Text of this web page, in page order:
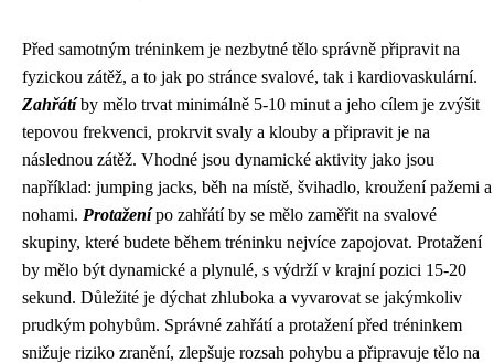
Před samotným tréninkem je nezbytné tělo správně připravit na
fyzickou zátěž, a to jak po stránce svalové, tak i kardiovaskulární.
Zahřátíby mělo trvat minimálně 5-10 minut a jeho cílem je zvýšit
tepovou frekvenci, prokrvit svaly a klouby a připravit je na
následnou zátěž. Vhodné jsou dynamické aktivity jako jsou
například: jumping jacks, běh na místě, švihadlo, kroužení pažemi a
nohami. Protaženípo zahřátí by se mělo zaměřit na svalové
skupiny, které budete během tréninku nejvíce zapojovat. Protažení
by mělo být dynamické a plynulé, s výdrží v krajní pozici 15-20
sekund. Důležité je dýchat zhluboka a vyvarovat se jakýmkoliv
prudkým pohybům. Správné zahřátí a protažení před tréninkem
snižuje riziko zranění, zlepšuje rozsah pohybu a připravuje tělo na